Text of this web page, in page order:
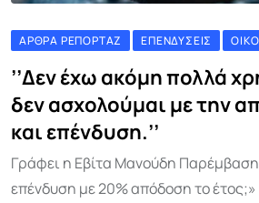
ΆΡΘΡΑ ΡΕΠΟΡΤΆΖ ΕΠΕΝΔΎΣΕΙΣ
’’Δεν έχω ακόμη πολλά
δεν ασχολούμαι με την
και επένδυση.’’
Γράφει η Εβίτα Μανούδη
επένδυση με 20% απόδοση το έτος;»